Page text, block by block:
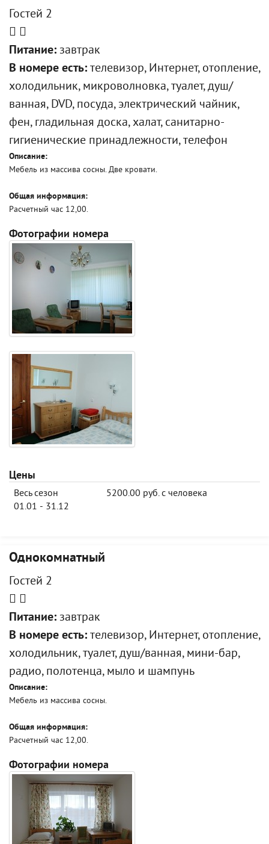
Гостей 2
Питание: завтрак
В номере есть: телевизор, Интернет, отопление,
холодильник, микроволновка, туалет, душ/
ванная, DVD, посуда, электрический чайник,
фен, гладильная доска, халат, санитарно-
гигиенические принадлежности, телефон
Описание:
Мебель из массива сосны. Две кровати.
Общая информация:
Расчетный час 12,00.
Фотографии номера
Цены
Весь сезон
01.01 - 31.12
5200.00 руб. с человека
Однокомнатный
Гостей 2
Питание: завтрак
В номере есть: телевизор, Интернет, отопление,
холодильник, туалет, душ/ванная, мини-бар,
радио, полотенца, мыло и шампунь
Описание:
Мебель из массива сосны.
Общая информация:
Расчетный час 12,00.
Фотографии номера